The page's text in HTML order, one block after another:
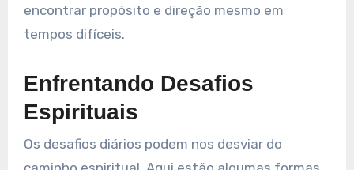
encontrar propósito e direção mesmo em
tempos difíceis.
Enfrentando Desafios
Espirituais
Os desafios diários podem nos desviar do